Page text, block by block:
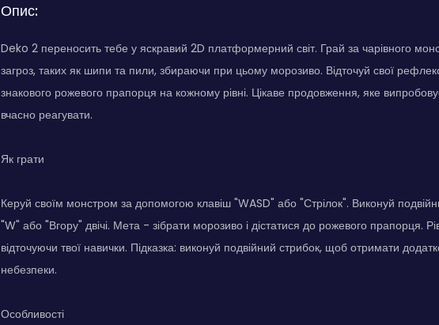
Опис:
Deko 2 переносить тебе у яскравий 2D платформерний світ. Грай за чарівного
загроз, таких як шипи та пили, збираючи при цьому морозиво. Відточуй свої
знакового рожевого прапорця на кожному рівні. Цікаве продовження, яке
вчасно реагувати.
Як грати
Керуй своїм монстром за допомогою клавіш "WASD" або "Стрілок". Виконуй
"W" або "Вгору" двічі. Мета - зібрати морозиво і дістатися до рожевого прапорця.
відточуючи твої навички. Підказка: виконуй подвійний стрибок, щоб отримати
небезпеки.
Особливості